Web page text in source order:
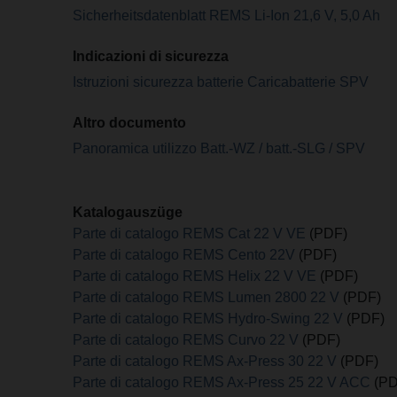
Sicherheitsdatenblatt REMS Li-Ion 21,6 V, 5,0 Ah
Indicazioni di sicurezza
Istruzioni sicurezza batterie Caricabatterie SPV
Altro documento
Panoramica utilizzo Batt.-WZ / batt.-SLG / SPV
Katalogauszüge
Parte di catalogo REMS Cat 22 V VE (PDF)
Parte di catalogo REMS Cento 22V (PDF)
Parte di catalogo REMS Helix 22 V VE (PDF)
Parte di catalogo REMS Lumen 2800 22 V (PDF)
Parte di catalogo REMS Hydro-Swing 22 V (PDF)
Parte di catalogo REMS Curvo 22 V (PDF)
Parte di catalogo REMS Ax-Press 30 22 V (PDF)
Parte di catalogo REMS Ax-Press 25 22 V ACC